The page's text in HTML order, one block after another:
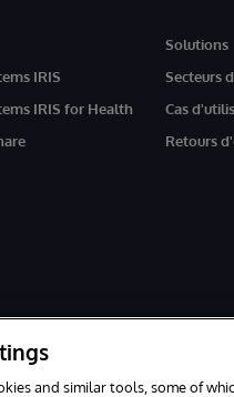
IRIS
IRIS for Health
Solutions
Secteurs
Cas
Retours
and similar tools, some of